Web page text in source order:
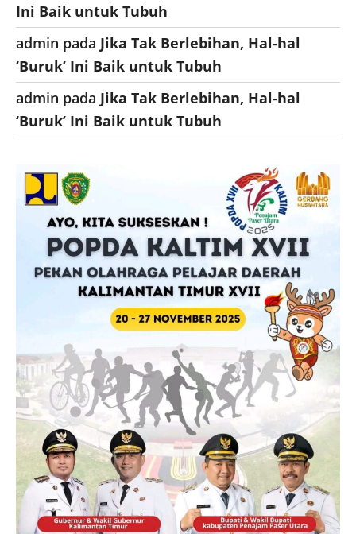
Ini Baik untuk Tubuh
admin pada Jika Tak Berlebihan, Hal-hal
‘Buruk’ Ini Baik untuk Tubuh
admin pada Jika Tak Berlebihan, Hal-hal
‘Buruk’ Ini Baik untuk Tubuh